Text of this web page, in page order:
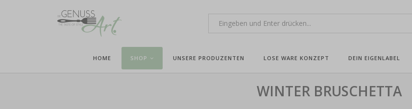
HOME SHOP UNSERE PRODUZENTEN LOSE WARE KONZEPT DEIN EIGENLABEL
WINTER BRUSCHETTA